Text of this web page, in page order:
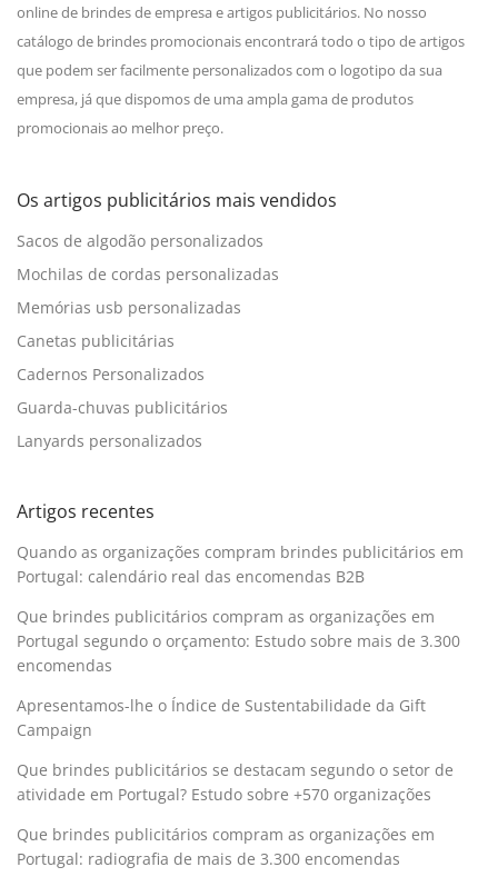
online de brindes de empresa e artigos publicitários. No nosso
catálogo de brindes promocionais encontrará todo o tipo de artigos
que podem ser facilmente personalizados com o logotipo da sua
empresa, já que dispomos de uma ampla gama de produtos
promocionais ao melhor preço.
Os artigos publicitários mais vendidos
Sacos de algodão personalizados
Mochilas de cordas personalizadas
Memórias usb personalizadas
Canetas publicitárias
Cadernos Personalizados
Guarda-chuvas publicitários
Lanyards personalizados
Artigos recentes
Quando as organizações compram brindes publicitários em
Portugal: calendário real das encomendas B2B
Que brindes publicitários compram as organizações em
Portugal segundo o orçamento: Estudo sobre mais de 3.300
encomendas
Apresentamos-lhe o Índice de Sustentabilidade da Gift
Campaign
Que brindes publicitários se destacam segundo o setor de
atividade em Portugal? Estudo sobre +570 organizações
Que brindes publicitários compram as organizações em
Portugal: radiografia de mais de 3.300 encomendas